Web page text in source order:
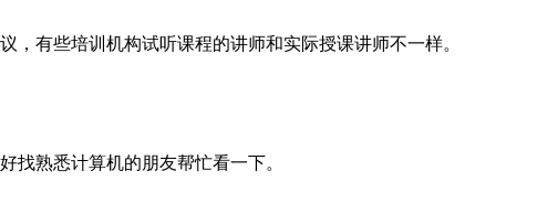
有些培训机构试听课程的讲师和实际授课讲师不一样。
熟悉计算机的朋友帮忙看一下。